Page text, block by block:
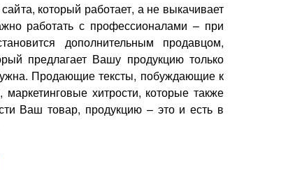
который работает, а не выкачивает
работать с профессионалами – при
дополнительным продавцом,
предлагает Вашу продукцию только
Продающие тексты, побуждающие к
хитрости, которые также
Ваш товар, продукцию – это и есть в